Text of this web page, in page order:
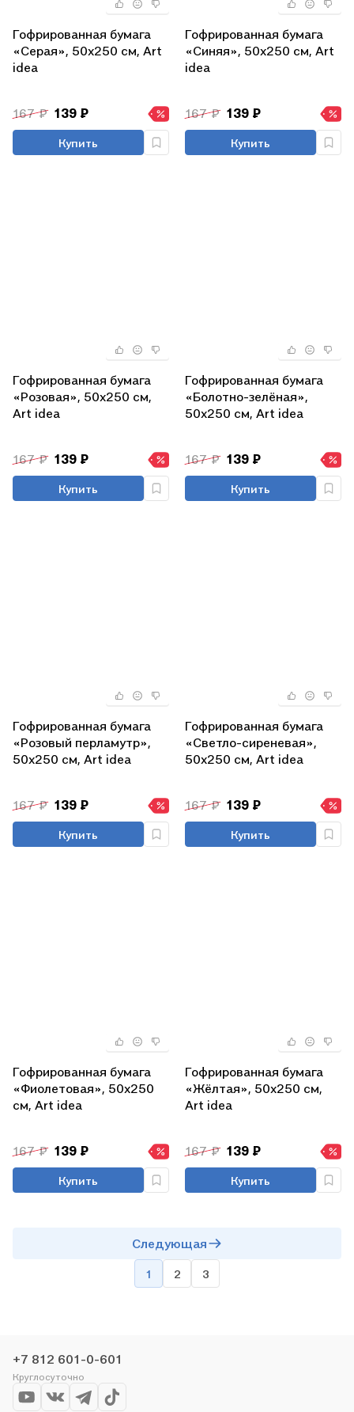
Гофрированная бумага
«Серая», 50х250 см, Art
idea
167 ₽ 139 ₽
Купить
Гофрированная бумага
«Синяя», 50х250 см, Art
idea
167 ₽ 139 ₽
Купить
Гофрированная бумага
«Розовая», 50х250 см,
Art idea
167 ₽ 139 ₽
Купить
Гофрированная бумага
«Болотно-зелёная»,
50х250 см, Art idea
167 ₽ 139 ₽
Купить
Гофрированная бумага
«Розовый перламутр»,
50х250 см, Art idea
167 ₽ 139 ₽
Купить
Гофрированная бумага
«Светло-сиреневая»,
50х250 см, Art idea
167 ₽ 139 ₽
Купить
Гофрированная бумага
«Фиолетовая», 50х250
см, Art idea
167 ₽ 139 ₽
Купить
Гофрированная бумага
«Жёлтая», 50х250 см,
Art idea
167 ₽ 139 ₽
Купить
1 2 3
Следующая
+7 812 601-0-601
Круглосуточно